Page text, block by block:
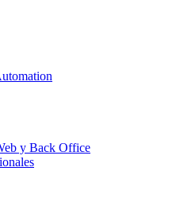
y Back Office